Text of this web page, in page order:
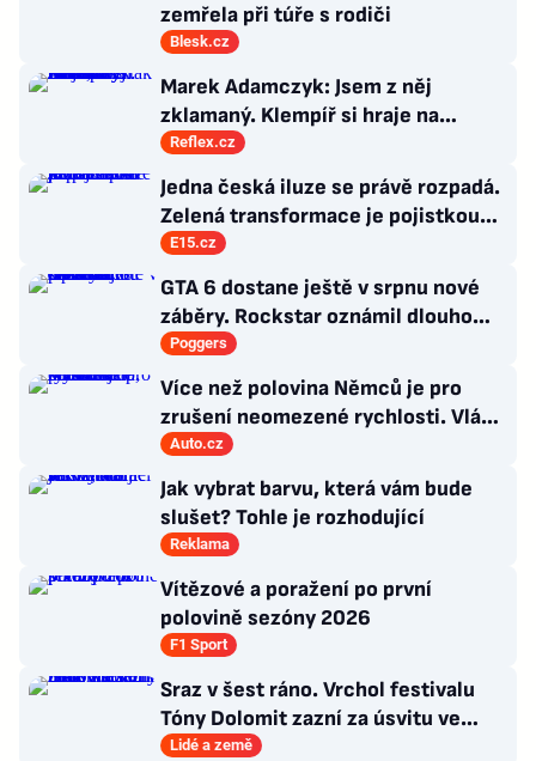
zemřela při túře s rodiči
Blesk.cz
Marek Adamczyk: Jsem z něj
zklamaný. Klempíř si hraje na
ministra. Nestačí se tak tvářit, musí
zamakat
Reflex.cz
Jedna česká iluze se právě rozpadá.
Zelená transformace je pojistkou
proti chaosu
E15.cz
GTA 6 dostane ještě v srpnu nové
záběry. Rockstar oznámil dlouho
očekávanou prezentaci
Poggers
Více než polovina Němců je pro
zrušení neomezené rychlosti. Vláda
řekla, co si o tom myslí
Auto.cz
Jak vybrat barvu, která vám bude
slušet? Tohle je rozhodující
Reklama
Vítězové a poražení po první
polovině sezóny 2026
F1 Sport
Sraz v šest ráno. Vrchol festivalu
Tóny Dolomit zazní za úsvitu ve
3000 metrech
Lidé a země